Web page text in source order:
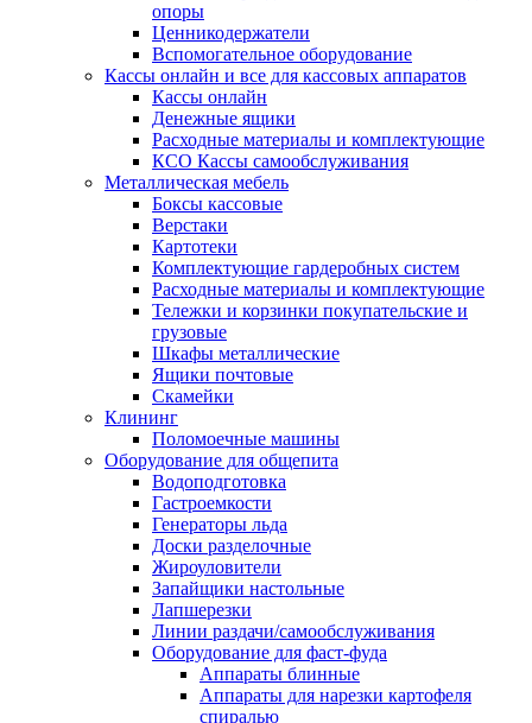
опоры
Ценникодержатели
Вспомогательное оборудование
Кассы онлайн и все для кассовых аппаратов
Кассы онлайн
Денежные ящики
Расходные материалы и комплектующие
КСО Кассы самообслуживания
Металлическая мебель
Боксы кассовые
Верстаки
Картотеки
Комплектующие гардеробных систем
Расходные материалы и комплектующие
Тележки и корзинки покупательские и
грузовые
Шкафы металлические
Ящики почтовые
Скамейки
Клининг
Поломоечные машины
Оборудование для общепита
Водоподготовка
Гастроемкости
Генераторы льда
Доски разделочные
Жироуловители
Запайщики настольные
Лапшерезки
Линии раздачи/самообслуживания
Оборудование для фаст-фуда
Аппараты блинные
Аппараты для нарезки картофеля
спиралью